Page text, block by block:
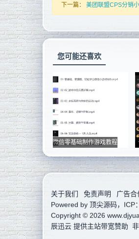
下一篇： 美团联盟CPS分销
您可能还喜欢
微信零基础制作游戏教程
关于我们 免责声明 广告合
Powered by 顶尖源码 ，ICP：
Copyright © 2026
辰迅云提供主站带宽赞助 非